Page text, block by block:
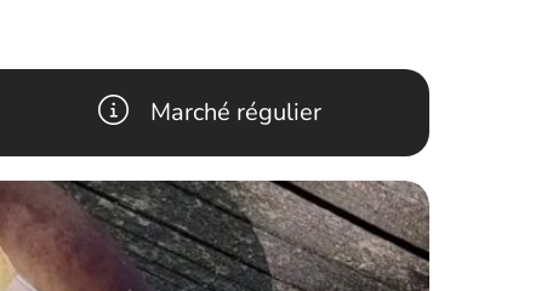
Marché régulier